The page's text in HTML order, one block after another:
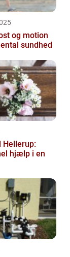
og motion
sundhed
Hellerup:
hjælp i en